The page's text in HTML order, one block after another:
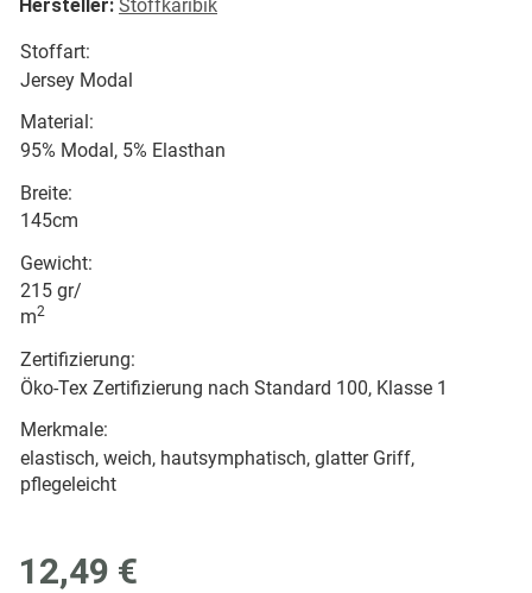
Hersteller: Stoffkaribik
Stoffart:
Jersey Modal
Material:
95% Modal, 5% Elasthan
Breite:
145cm
Gewicht:
215 gr/
m2
Zertifizierung:
Öko-Tex Zertifizierung nach Standard 100, Klasse 1
Merkmale:
elastisch, weich, hautsymphatisch, glatter Griff,
pflegeleicht
12,49 €